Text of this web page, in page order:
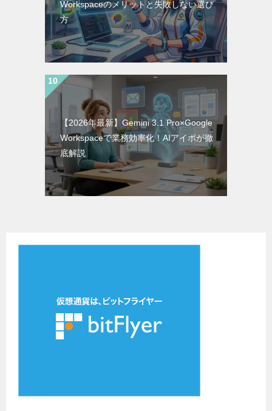
Workspaceのメリットと失敗しない選び
方
【2026年最新】Gemini 3.1 Pro×Google
Workspaceで業務効率化！AIアイポが徹
底解説